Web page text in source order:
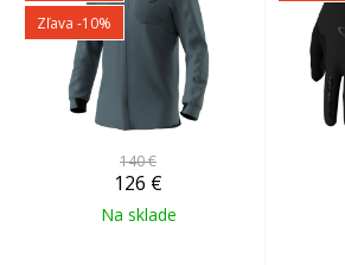
Zľava -10%
140 €
126 €
Na sklade